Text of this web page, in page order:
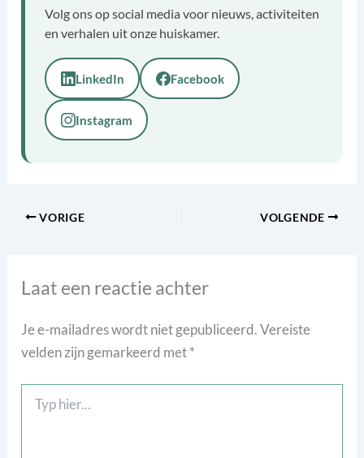
Volg ons op social media voor nieuws, activiteiten
en verhalen uit onze huiskamer.
LinkedIn Facebook
Instagram
VORIGE VOLGENDE
Laat een reactie achter
Je e-mailadres wordt niet gepubliceerd.Vereiste
velden zijn gemarkeerd met*
hier...